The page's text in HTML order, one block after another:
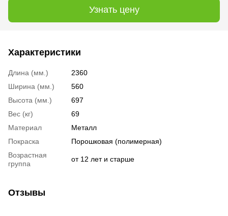
Узнать цену
Характеристики
Длина (мм.)
2360
Ширина (мм.)
560
Высота (мм.)
697
Вес (кг)
69
Материал
Металл
Покраска
Порошковая (полимерная)
Возрастная
группа
от 12 лет и старше
Отзывы